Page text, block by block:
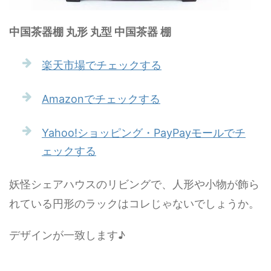
中国茶器棚 丸形 丸型 中国茶器 棚
楽天市場でチェックする
Amazonでチェックする
Yahoo!ショッピング・PayPayモールでチ
ェックする
妖怪シェアハウスのリビングで、人形や小物が飾ら
れている円形のラックはコレじゃないでしょうか。
デザインが一致します♪